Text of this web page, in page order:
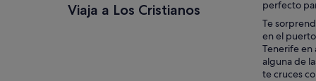
Viaja a Los Cristianos
perfecto
Te
en el
Tenerife en
alguna de
te cruces